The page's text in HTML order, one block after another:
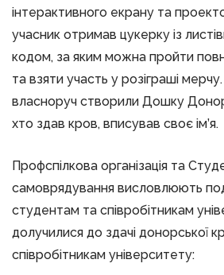
інтерактивного екрану та
учасник отримав цукерку із
кодом, за яким можна пройти
та взяти участь у розіграші
власноруч створили Дошку
хто здав кров, вписував своє ім’я.
Профспілкова організація та
самоврядування висловлюють
студентам та співробітникам
долучилися до здачі донорської
співробітникам університету: